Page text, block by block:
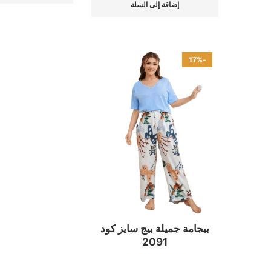
إضافة إلى السلة
-17%
بيجامة جميلة بيج سايز كود
2091